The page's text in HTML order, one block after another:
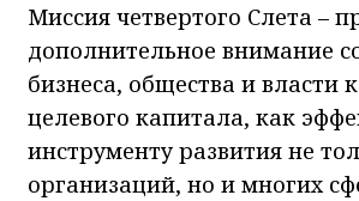
Миссия четвертого Слета –
дополнительное внимание
бизнеса, общества и власти
целевого капитала, как
инструменту развития не
организаций, но и многих